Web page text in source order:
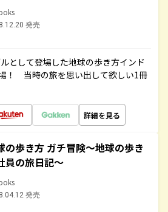
発売
として登場した地球の歩き方インド
！ 当時の旅を思い出して欲しい1冊
詳細を見る
の歩き方 ガチ冒険～地球の歩き
員の旅日記～
発売